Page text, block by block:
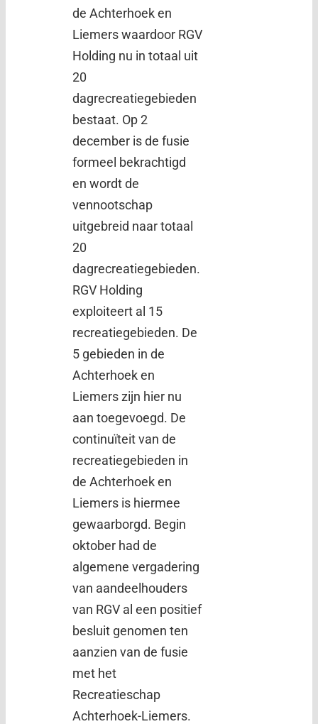
de Achterhoek en
Liemers waardoor RGV
Holding nu in totaal uit
20
dagrecreatiegebieden
bestaat. Op 2
december is de fusie
formeel bekrachtigd
en wordt de
vennootschap
uitgebreid naar totaal
20
dagrecreatiegebieden.
RGV Holding
exploiteert al 15
recreatiegebieden. De
5 gebieden in de
Achterhoek en
Liemers zijn hier nu
aan toegevoegd. De
continuïteit van de
recreatiegebieden in
de Achterhoek en
Liemers is hiermee
gewaarborgd. Begin
oktober had de
algemene vergadering
van aandeelhouders
van RGV al een positief
besluit genomen ten
aanzien van de fusie
met het
Recreatieschap
Achterhoek-Liemers.